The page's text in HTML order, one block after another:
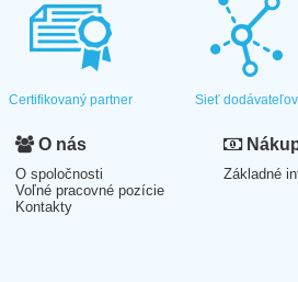
Certifikovaný partner Sieť dodávateľov
O nás
O spoločnosti
Voľné pracovné pozície
Kontakty
Základné